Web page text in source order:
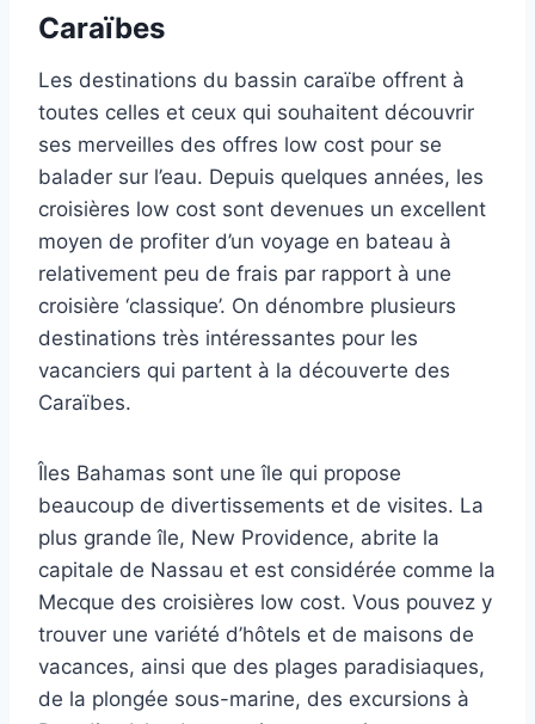
Caraïbes
Les destinations du bassin caraïbe offrent à
toutes celles et ceux qui souhaitent découvrir
ses merveilles des offres low cost pour se
balader sur l’eau. Depuis quelques années, les
croisières low cost sont devenues un excellent
moyen de profiter d’un voyage en bateau à
relativement peu de frais par rapport à une
croisière ‘classique’. On dénombre plusieurs
destinations très intéressantes pour les
vacanciers qui partent à la découverte des
Caraïbes.
Îles Bahamas sont une île qui propose
beaucoup de divertissements et de visites. La
plus grande île, New Providence, abrite la
capitale de Nassau et est considérée comme la
Mecque des croisières low cost. Vous pouvez y
trouver une variété d’hôtels et de maisons de
vacances, ainsi que des plages paradisiaques,
de la plongée sous-marine, des excursions à